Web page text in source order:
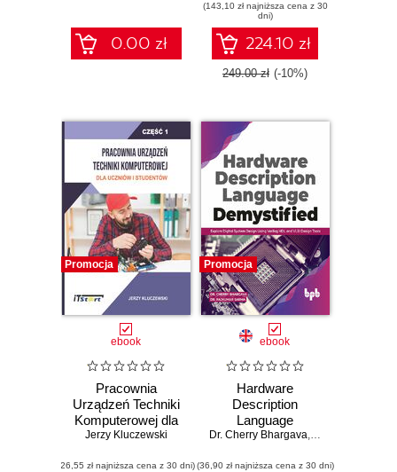
0.00 zł
architectures and
the design of
smartphones,
PCs, and cloud
servers - Second
(143,10 zł najniższa cena z 30
dni)
224.10 zł
249.00 zł (-10%)
Promocja
ebook
Pracownia
Urządzeń Techniki
Komputerowej dla
ucznia i studenta
Jerzy Kluczewski
(26,55 zł najniższa cena z 30 dni)
Promocja
ebook
Hardware
Description
Language
Demystified
Dr. Cherry Bhargava, Dr. Rajkumar
(36,90 zł najniższa cena z 30 dni)